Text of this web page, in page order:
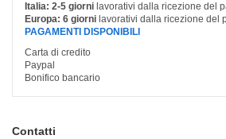
Italia: 2-5 giorni lavorativi dalla ricezione del
Europa: 6 giorni lavorativi dalla ricezione del
PAGAMENTI DISPONIBILI
Carta di credito
Paypal
Bonifico bancario
Contatti